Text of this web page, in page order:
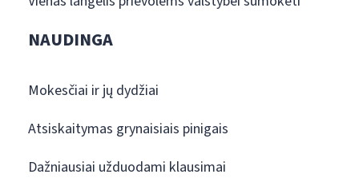
NAUDINGA
Mokesčiai ir jų dydžiai
Atsiskaitymas grynaisiais pinigais
Dažniausiai užduodami klausimai